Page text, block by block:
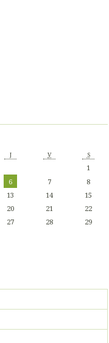
J V S
1
6 7
8
13 14
15
20 21
22
27 28
29